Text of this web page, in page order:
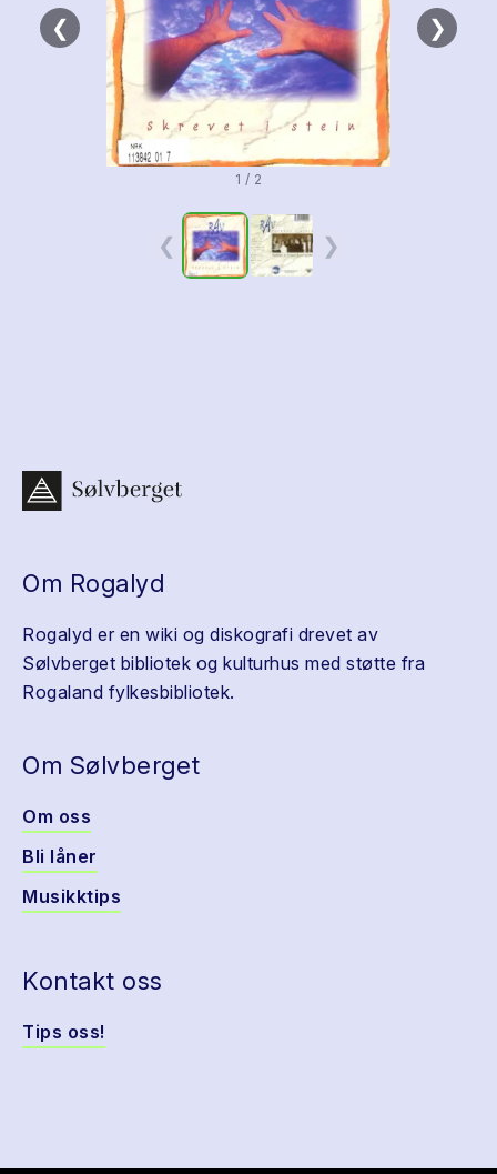
❮ ❯
1 / 2
❮ ❯
Om Rogalyd
Rogalyd er en wiki og diskografi drevet av
Sølvberget bibliotek og kulturhus med støtte fra
Rogaland fylkesbibliotek.
Om Sølvberget
Om oss
Bli låner
Musikktips
Kontakt oss
Tips oss!